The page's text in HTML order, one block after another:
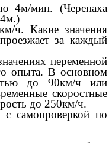
4м/мин. (Черепаха
ч. Какие значения
за каждый
переменной
опыта. В основном
до 90км/ч или
скоростные
до 250км/ч.
с самопроверкой по